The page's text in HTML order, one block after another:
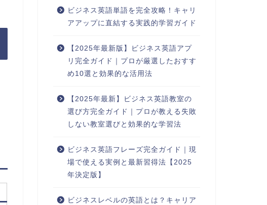
ビジネス英語単語を完全攻略！キャリ
アアップに直結する実践的学習ガイド
【2025年最新版】ビジネス英語アプ
リ完全ガイド｜プロが厳選したおすす
め10選と効果的な活用法
【2025年最新】ビジネス英語教室の
選び方完全ガイド｜プロが教える失敗
しない教室選びと効果的な学習法
ビジネス英語フレーズ完全ガイド｜現
場で使える実例と最新習得法【2025
年決定版】
ビジネスレベルの英語とは？キャリア